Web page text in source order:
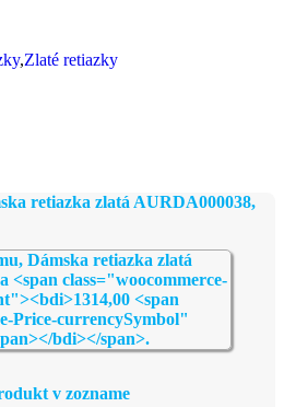
,Zlaté retiazky
retiazka zlatá AURDA000038,
v zozname